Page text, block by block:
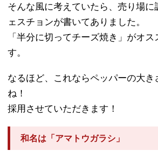
そんな風に考えていたら、売り場に
ェスチョンが書いてありました。
「半分に切ってチーズ焼き」がオ
す。
なるほど、これならペッパーの大き
ね！
採用させていただきます！
和名は「アマトウガラシ」